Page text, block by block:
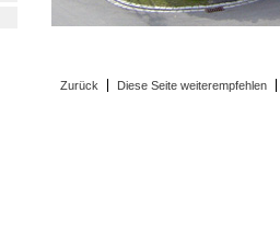
Zurück Diese Seite weiterempfehlen